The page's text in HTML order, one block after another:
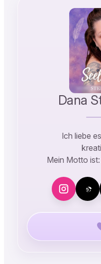
Dana
Ich liebe
Mein Motto